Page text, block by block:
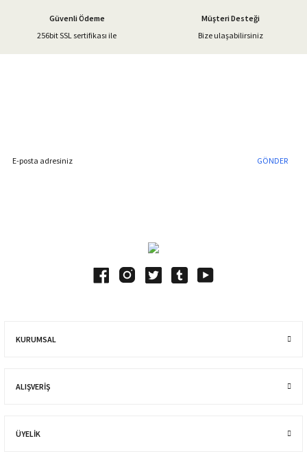
Gönder
Güvenli Ödeme
256bit SSL sertifikası ile
Müşteri Desteği
Bize ulaşabilirsiniz
GÖNDER
KURUMSAL
ALIŞVERIŞ
ÜYELİK